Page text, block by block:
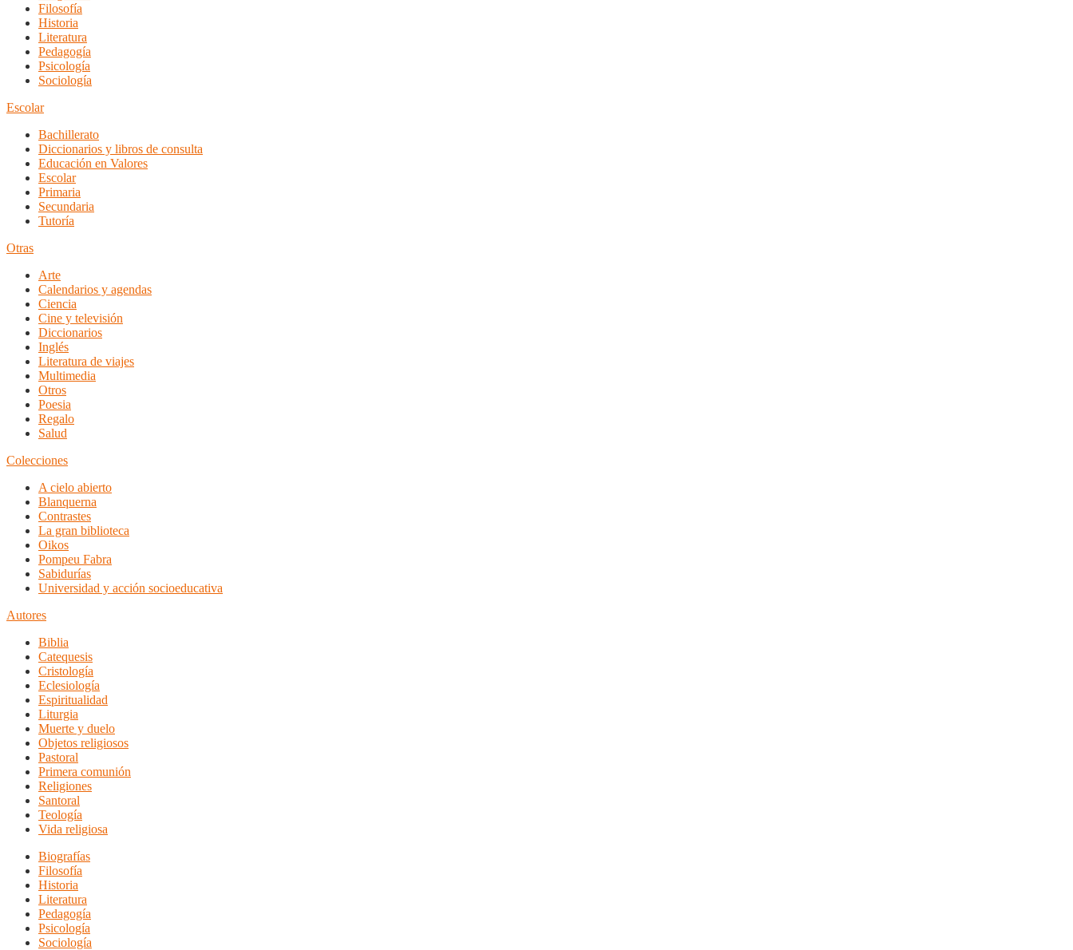
Filosofía
Historia
Literatura
Pedagogía
Psicología
Sociología
Escolar
Bachillerato
Diccionarios y libros de consulta
Educación en Valores
Escolar
Primaria
Secundaria
Tutoría
Otras
Arte
Calendarios y agendas
Ciencia
Cine y televisión
Diccionarios
Inglés
Literatura de viajes
Multimedia
Otros
Poesia
Regalo
Salud
Colecciones
A cielo abierto
Blanquerna
Contrastes
La gran biblioteca
Oikos
Pompeu Fabra
Sabidurías
Universidad y acción socioeducativa
Autores
Biblia
Catequesis
Cristología
Eclesiología
Espiritualidad
Liturgia
Muerte y duelo
Objetos religiosos
Pastoral
Primera comunión
Religiones
Santoral
Teología
Vida religiosa
Biografías
Filosofía
Historia
Literatura
Pedagogía
Psicología
Sociología